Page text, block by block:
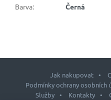
Barva: Černá
Jak nakupovat
Podmínky ochrany osobních
Služby
Kontakty